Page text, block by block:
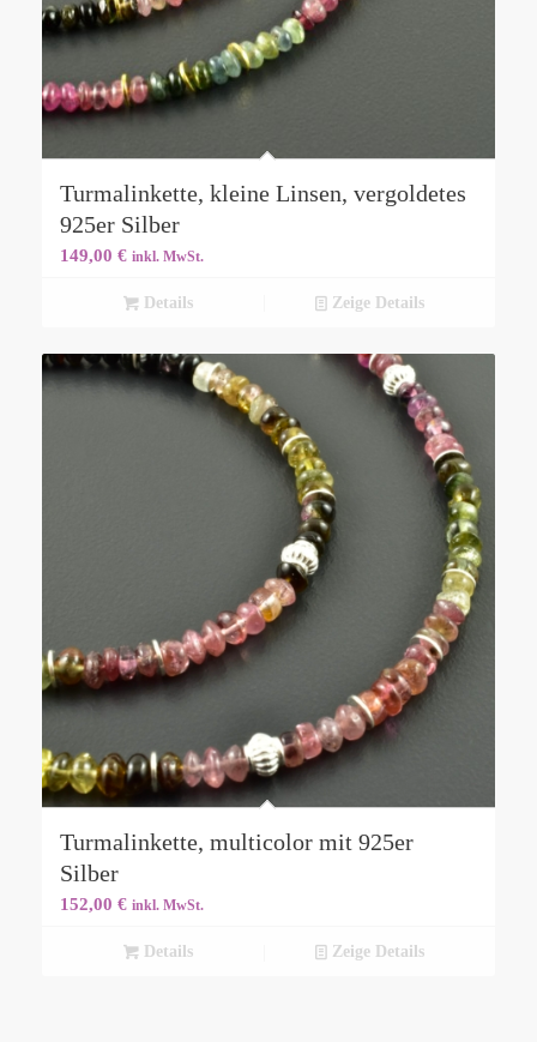
Turmalinkette, kleine Linsen, vergoldetes
925er Silber
149,00 € inkl. MwSt.
Details Zeige Details
Turmalinkette, multicolor mit 925er
Silber
152,00 € inkl. MwSt.
Details Zeige Details